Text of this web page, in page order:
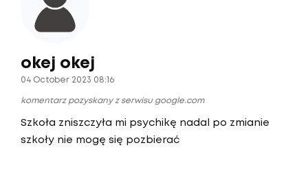
okej okej
04 October 2023 08:16
komentarz pozyskany z serwisu google.com
Szkoła zniszczyła mi psychikę nadal po zmianie
szkoły nie mogę się pozbierać